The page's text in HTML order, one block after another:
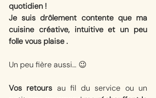
quotidien !
Je suis drôlement contente que ma
cuisine créative, intuitive et un peu
folle vous plaise .
Un peu fière aussi… 😉
Vos retours au fil du service ou un